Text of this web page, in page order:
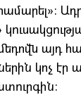
այդ
կոչ էր